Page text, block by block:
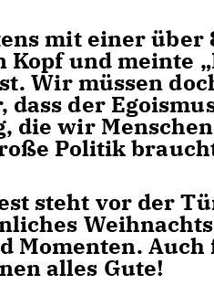
mit einer über
Kopf und meinte
Wir müssen
der
die wir
Politik
steht vor der
Momenten.
alles Gute!